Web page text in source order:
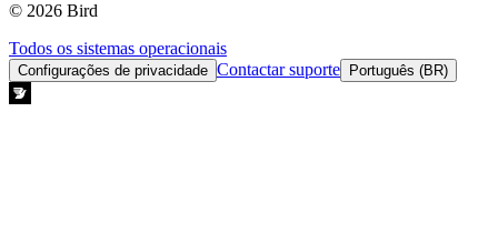
© 2026 Bird
Todos os sistemas operacionais
Configurações de privacidade Contactar suporte Português (BR)